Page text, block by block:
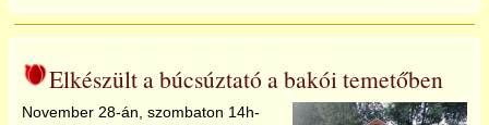
Elkészült a búcsúztató a bakói temetőben
November 28-án, szombaton 14h-